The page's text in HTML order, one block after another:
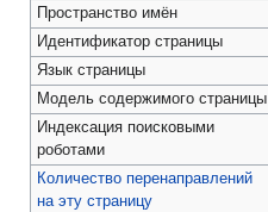
Пространство имён
Идентификатор страницы
Язык страницы
Модель содержимого страницы
Индексация поисковыми
роботами
Количество перенаправлений
на эту страницу